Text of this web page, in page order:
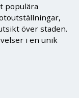
populära
över staden.
i en unik